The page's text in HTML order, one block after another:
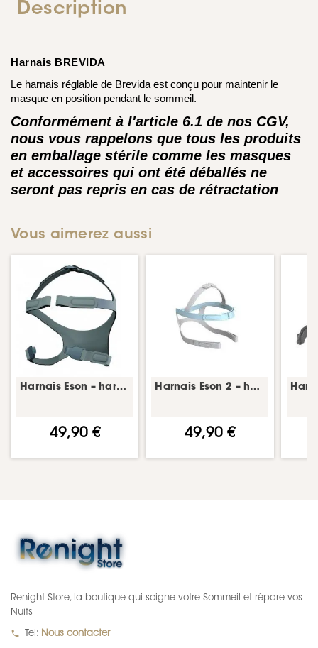
Description
Harnais BREVIDA
Le harnais réglable de Brevida est conçu pour maintenir le
masque en position pendant le sommeil.
Conformément à l'article 6.1 de nos CGV,
nous vous rappelons que tous les produits
en emballage stérile comme les masques
et accessoires qui ont été déballés ne
seront pas repris en cas de rétractation
Vous aimerez aussi
Harnais Eson – harnais masque CPAP – Fisher & Paykel
49,90 €
Harnais Eson 2 – harnais masque CPAP – Fisher & Paykel
49,90 €
Renight-Store, la boutique qui soigne votre Sommeil et répare vos
Nuits
local_phone Tel: Nous contacter